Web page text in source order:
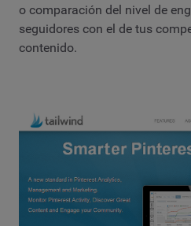
o comparación del nivel de
seguidores con el de tus
contenido.